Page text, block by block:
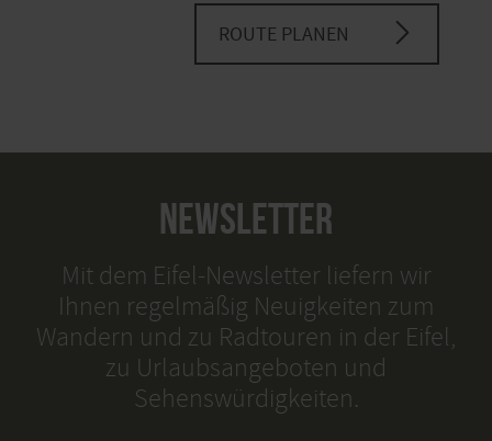
ROUTE PLANEN
NEWSLETTER
Mit dem Eifel-Newsletter liefern wir
Ihnen regelmäßig Neuigkeiten zum
Wandern und zu Radtouren in der Eifel,
zu Urlaubsangeboten und
Sehenswürdigkeiten.